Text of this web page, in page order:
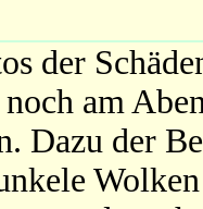
der
am
Dazu der